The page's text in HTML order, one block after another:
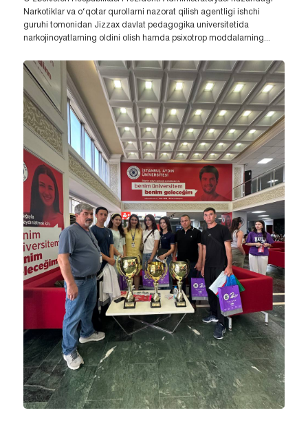
Narkotiklar va o‘qotar qurollarni nazorat qilish agentligi ishchi
guruhi tomonidan Jizzax davlat pedagogika universitetida
narkojinoyatlarning oldini olish hamda psixotrop moddalarning...